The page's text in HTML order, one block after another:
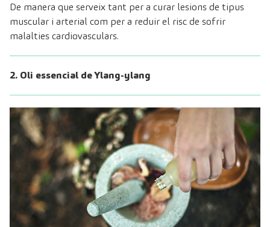
De manera que serveix tant per a curar lesions de tipus
muscular i arterial com per a reduir el risc de sofrir
malalties cardiovasculars.
2. Oli essencial de Ylang-ylang